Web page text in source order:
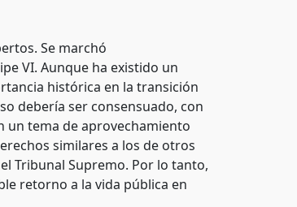
Se marchó
VI. Aunque ha existido un
histórica en la transición
debería ser consensuado, con
un tema de aprovechamiento
similares a los de otros
Tribunal Supremo. Por lo tanto,
retorno a la vida pública en